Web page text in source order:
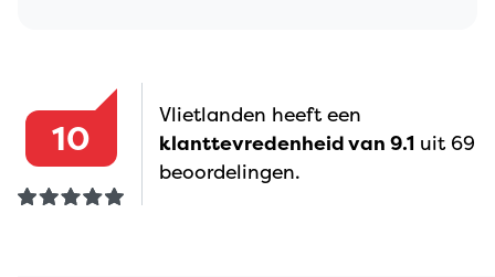
10
Vlietlanden heeft een
klanttevredenheid van 9.1 uit 69
beoordelingen.